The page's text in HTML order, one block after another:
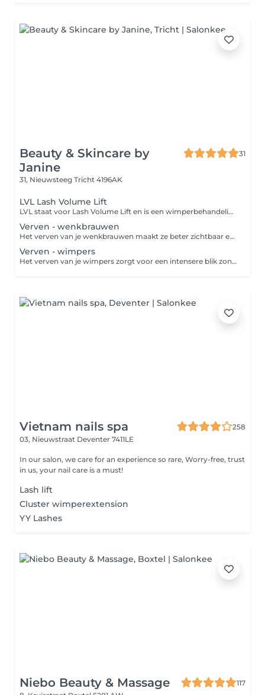
Beauty & Skincare by
Janine
31
31, Nieuwsteeg Tricht 4196AK
LVL Lash Volume Lift
LVL staat voor Lash Volume Lift en is een wimperbehandeling die natuurlijke wimpers lift. Door middel van een siliconen schildje worden de wimpers gelift vanaf de wortel, dit zorgt voor gemiddeld 6 tot 9 weken voor een open blik met lange, volumineuze en perfect gesepareerde wimpers.
Verven - wenkbrauwen
Het verven van je wenkbrauwen maakt ze beter zichtbaar en geeft je gezicht meer expressie. Het resultaat blijft 3 à 6 weken zichtbaar.
Verven - wimpers
Het verven van je wimpers zorgt voor een intensere blik zonder dat je make-up hoeft te gebruiken. Het resultaat blijft 3 à 6 weken zichtbaar.
Vietnam nails spa
258
03, Nieuwstraat Deventer 7411LE
In our salon, we care for an experience so rare, Worry-free, trust
in us, your nail care is a must!
Lash lift
Cluster wimperextension
YY Lashes
Niebo Beauty & Massage
117